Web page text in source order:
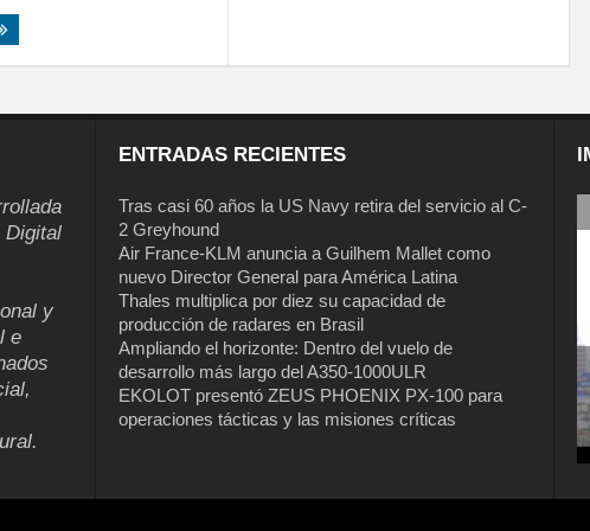
Digital
y
e
ENTRADAS RECIENTES
Tras casi 60 años la US Navy retira del servicio al C-
2 Greyhound
Air France-KLM anuncia a Guilhem Mallet como
nuevo Director General para América Latina
Thales multiplica por diez su capacidad de
producción de radares en Brasil
Ampliando el horizonte: Dentro del vuelo de
desarrollo más largo del A350-1000ULR
EKOLOT presentó ZEUS PHOENIX PX-100 para
operaciones tácticas y las misiones críticas
Tras casi 60 años la US Navy retira del
servicio al C-2 Greyhound